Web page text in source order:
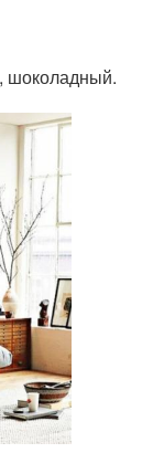
шоколадный.